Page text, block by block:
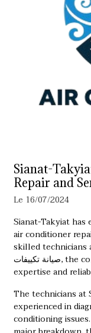
Sianat-
Repair and
Le 16/07/2024
Sianat-Takyiat
air conditioner
skilled technicians
صيانة تكييفات, the
expertise and
The technicians at
experienced in
conditioning